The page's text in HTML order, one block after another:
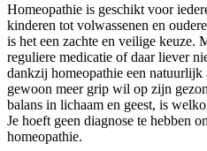
Homeopathie is geschikt voor
kinderen tot volwassenen en
is het een zachte en veilige keuze.
reguliere medicatie of daar liever
dankzij homeopathie een
gewoon meer grip wil op zijn
balans in lichaam en geest, is
Je hoeft geen diagnose te hebben
homeopathie.